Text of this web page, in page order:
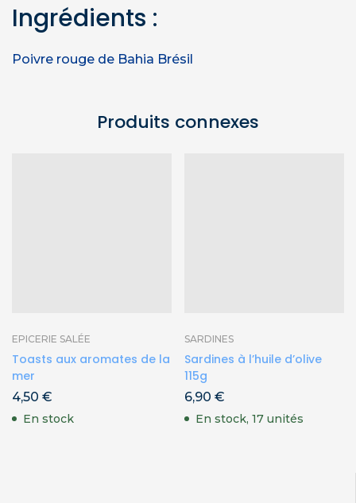
Ingrédients :
Poivre rouge de Bahia Brésil
Produits connexes
EPICERIE SALÉE
Toasts aux aromates de la
mer
4,50 €
En stock
SARDINES
Sardines à l’huile d’olive
115g
6,90 €
En stock, 17 unités